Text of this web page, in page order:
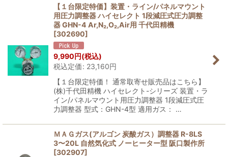
【１台限定特価】装置・ライン/パネルマウント
用圧力調整器 ハイセレクト 1段減圧式圧力調整
器 GHN-4 Ar,N₂,O₂,Air用 千代田精機
[302690]
9,990円(税込)
税込定価: 23,160円
【１台限定特価！ 通常取寄せ販売品はこちら】
(株)千代田精機 ハイセレクト-シリーズ 装置・ラ
イン/パネルマウント用圧力調整器 1段減圧式圧
力調整器 型式：GHN-4型 適用ガス： …
ＭＡＧガス(アルゴン 炭酸ガス）調整器 R-8LS
3〜20L 自然気化式 ノーヒーター型 阪口製作所
[302907]